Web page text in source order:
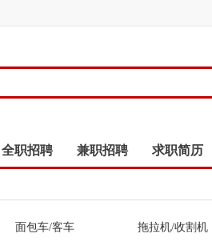
全职招聘 兼职招聘 求职简历
面包车/客车 拖拉机/收割机